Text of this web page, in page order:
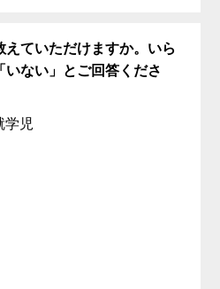
えていただけますか。いら
いない」とご回答くださ
学児